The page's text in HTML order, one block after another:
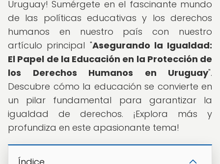
Uruguay! Sumérgete en el fascinante mundo
de las políticas educativas y los derechos
humanos en nuestro país con nuestro
artículo principal "Asegurando la Igualdad:
El Papel de la Educación en la Protección de
los Derechos Humanos en Uruguay".
Descubre cómo la educación se convierte en
un pilar fundamental para garantizar la
igualdad de derechos. ¡Explora más y
profundiza en este apasionante tema!